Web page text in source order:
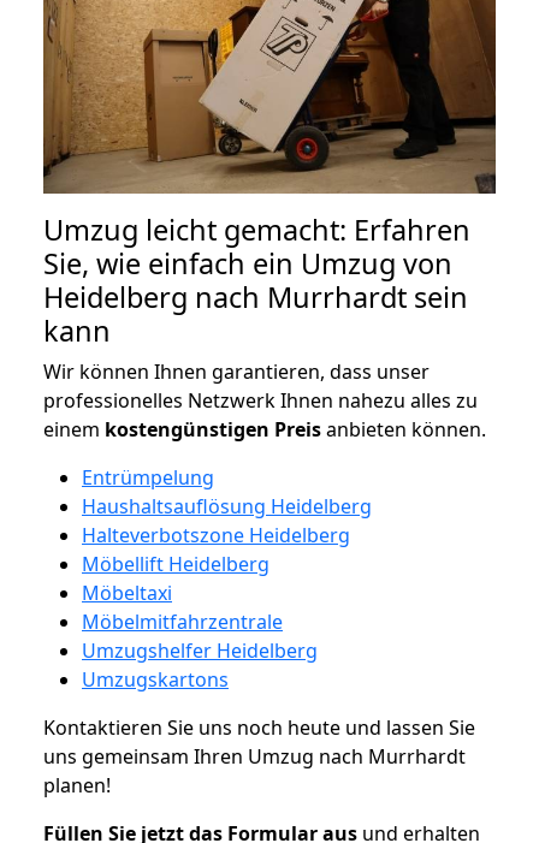
Umzug leicht gemacht: Erfahren
Sie, wie einfach ein Umzug von
Heidelberg nach Murrhardt sein
kann
Wir können Ihnen garantieren, dass unser
professionelles Netzwerk Ihnen nahezu alles zu
einem kostengünstigen Preisanbieten können.
Entrümpelung
Haushaltsauflösung Heidelberg
Halteverbotszone Heidelberg
Möbellift Heidelberg
Möbeltaxi
Möbelmitfahrzentrale
Umzugshelfer Heidelberg
Umzugskartons
Kontaktieren Sie uns noch heute und lassen Sie
uns gemeinsam Ihren Umzug nach Murrhardt
planen!
Füllen Sie jetzt das Formular aus und erhalten